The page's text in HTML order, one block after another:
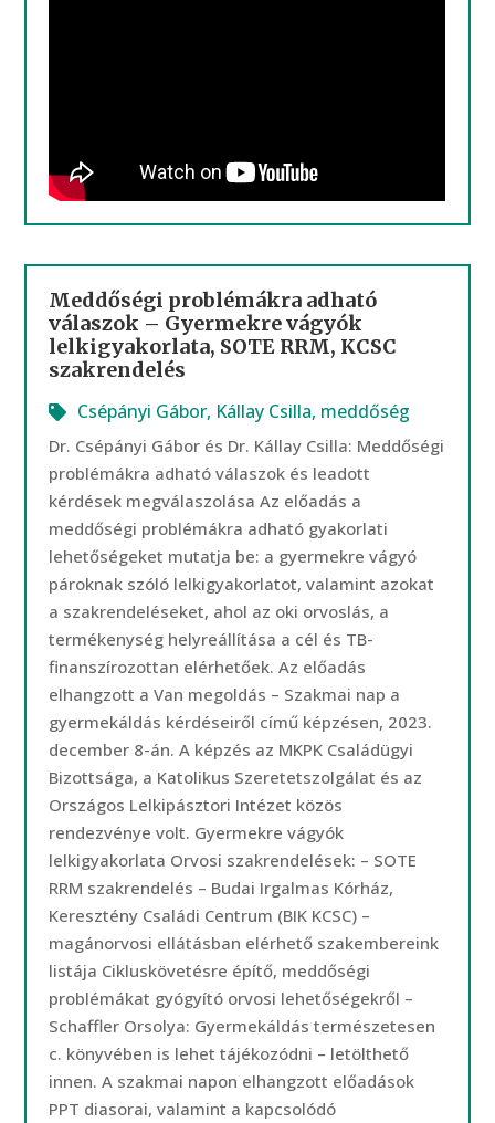
Meddőségi problémákra adható
válaszok – Gyermekre vágyók
lelkigyakorlata, SOTE RRM, KCSC
szakrendelés
Csépányi Gábor, Kállay Csilla, meddőség
Dr. Csépányi Gábor és Dr. Kállay Csilla: Meddőségi
problémákra adható válaszok és leadott
kérdések megválaszolása Az előadás a
meddőségi problémákra adható gyakorlati
lehetőségeket mutatja be: a gyermekre vágyó
pároknak szóló lelkigyakorlatot, valamint azokat
a szakrendeléseket, ahol az oki orvoslás, a
termékenység helyreállítása a cél és TB-
finanszírozottan elérhetőek. Az előadás
elhangzott a Van megoldás – Szakmai nap a
gyermekáldás kérdéseiről című képzésen, 2023.
december 8-án. A képzés az MKPK Családügyi
Bizottsága, a Katolikus Szeretetszolgálat és az
Országos Lelkipásztori Intézet közös
rendezvénye volt. Gyermekre vágyók
lelkigyakorlata Orvosi szakrendelések: – SOTE
RRM szakrendelés – Budai Irgalmas Kórház,
Keresztény Családi Centrum (BIK KCSC) –
magánorvosi ellátásban elérhető szakembereink
listája Cikluskövetésre építő, meddőségi
problémákat gyógyító orvosi lehetőségekről –
Schaffler Orsolya: Gyermekáldás természetesen
c. könyvében is lehet tájékozódni – letölthető
innen. A szakmai napon elhangzott előadások
PPT diasorai, valamint a kapcsolódó